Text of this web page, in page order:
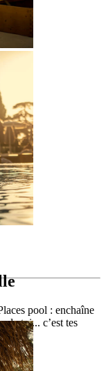
pool : enchaîne
toi... c’est tes